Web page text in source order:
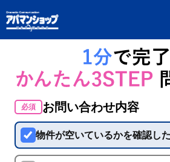
必須 お問い合わせ内容
物件が空いているかを確認し